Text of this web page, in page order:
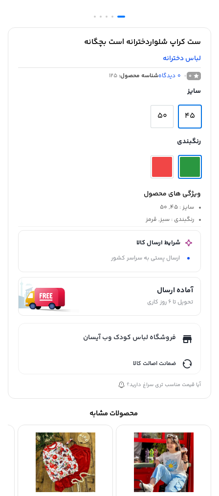
ست کراپ شلواردخترانه |ست بچگانه
لباس دخترانه
0
0 دیدگاهشناسه محصول: 125
سایز
45
50
رنگبندی
ویژگی های محصول
سایز : 45, 50
رنگبندی : سبز, قرمز
شرایط ارسال کالا
ارسال پستی به سراسر کشور
آماده ارسال
تحویل تا 6 روز کاری
فروشگاه لباس کودک وب آیسان
ضمانت اصالت کالا
آیا قیمت مناسب تری سراغ دارید؟
محصولات مشابه